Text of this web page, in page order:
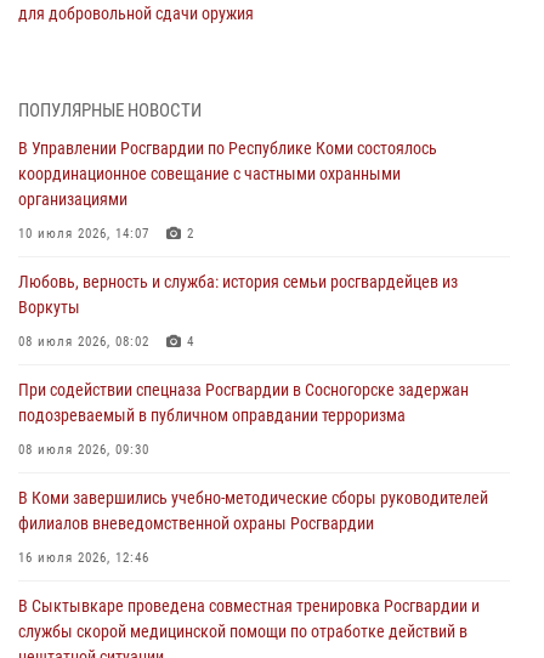
для добровольной сдачи оружия
Росгвардии по Республике Коми лично проверил ДОЛ «Орленок»
31 июля 2026, 06:57 8
В Усинске росгвардейцы оперативно отработали план «Квартал»
30 июля 2026, 13:53
В Санкт-Петербурге прошел окружной этап ежегодного
Всероссийского конкурса профессионального мастерства среди
сотрудников вневедомственной охраны Росгвардии
В Сыктывкаре росгвардейцы приняли участие в молебне в рамках
Дня Крещения Руси и Дня святого равноапостольного князя
28 июля 2026, 13:32 8
В Коми за неделю росгвардейцами выявлено более 10
деятельности
26 июля 2026, 06:48
ПОПУЛЯРНЫЕ НОВОСТИ
В Управлении Росгвардии по Республике Коми состоялось
координационное совещание с частными охранными
организациями
10 июля 2026, 14:07 2
Любовь, верность и служба: история семьи росгвардейцев из
Воркуты
08 июля 2026, 08:02 4
При содействии спецназа Росгвардии в Сосногорске задержан
подозреваемый в публичном оправдании терроризма
08 июля 2026, 09:30
В Коми завершились учебно-методические сборы руководителей
филиалов вневедомственной охраны Росгвардии
16 июля 2026, 12:46
В Сыктывкаре проведена совместная тренировка Росгвардии и
службы скорой медицинской помощи по отработке действий в